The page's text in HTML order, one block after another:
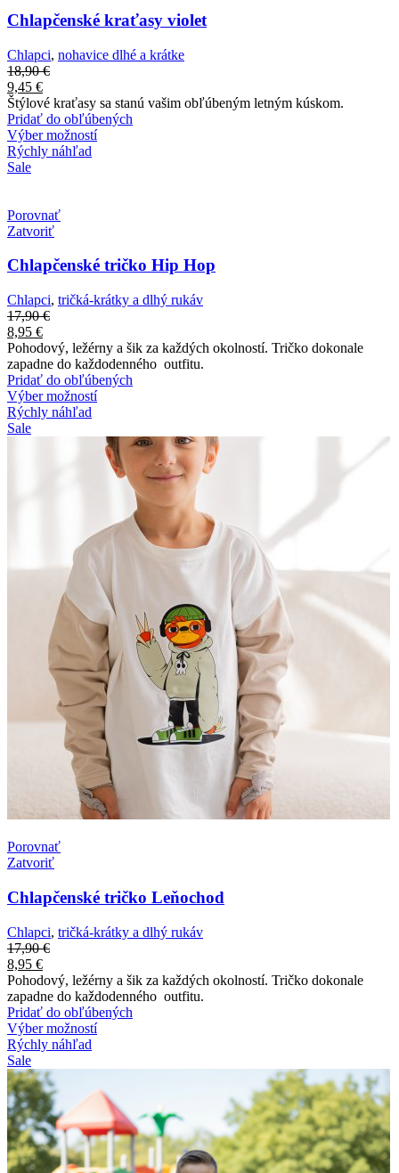
Chlapčenské kraťasy violet
Chlapci, nohavice dlhé a krátke
18,90€
9,45 €
Štýlové kraťasy sa stanú vašim obľúbeným letným kúskom.
Pridať do obľúbených
Výber možností
Rýchly náhľad
Sale
Porovnať
Zatvoriť
Chlapčenské tričko Hip Hop
Chlapci, tričká-krátky a dlhý rukáv
17,90€
8,95 €
Pohodový, ležérny a šik za každých okolností. Tričko dokonale
zapadne do každodenného outfitu.
Pridať do obľúbených
Výber možností
Rýchly náhľad
Sale
Porovnať
Zatvoriť
Chlapčenské tričko Leňochod
Chlapci, tričká-krátky a dlhý rukáv
17,90€
8,95 €
Pohodový, ležérny a šik za každých okolností. Tričko dokonale
zapadne do každodenného outfitu.
Pridať do obľúbených
Výber možností
Rýchly náhľad
Sale